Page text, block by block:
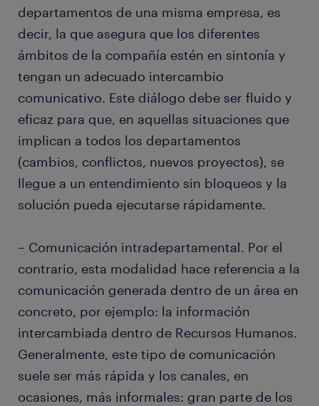
departamentos de una misma empresa, es
decir, la que asegura que los diferentes
ámbitos de la compañía estén en sintonía y
tengan un adecuado intercambio
comunicativo. Este diálogo debe ser fluido y
eficaz para que, en aquellas situaciones que
implican a todos los departamentos
(cambios, conflictos, nuevos proyectos), se
llegue a un entendimiento sin bloqueos y la
solución pueda ejecutarse rápidamente.
– Comunicación intradepartamental. Por el
contrario, esta modalidad hace referencia a la
comunicación generada dentro de un área en
concreto, por ejemplo: la información
intercambiada dentro de Recursos Humanos.
Generalmente, este tipo de comunicación
suele ser más rápida y los canales, en
ocasiones, más informales: gran parte de los